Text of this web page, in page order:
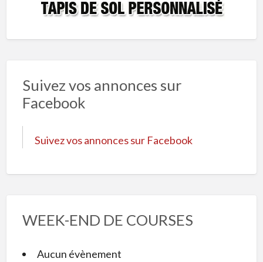
Suivez vos annonces sur
Facebook
Suivez vos annonces sur Facebook
WEEK-END DE COURSES
Aucun évènement